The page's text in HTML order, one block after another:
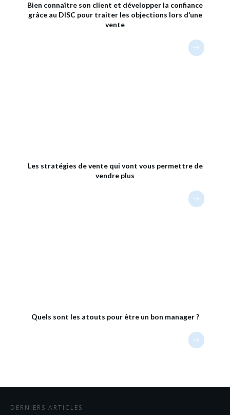
Bien connaître son client et développer la confiance
grâce au DISC pour traiter les objections lors d’une
vente
Les stratégies de vente qui vont vous permettre de
vendre plus
Quels sont les atouts pour être un bon manager ?
DERNIERS ARTICLES